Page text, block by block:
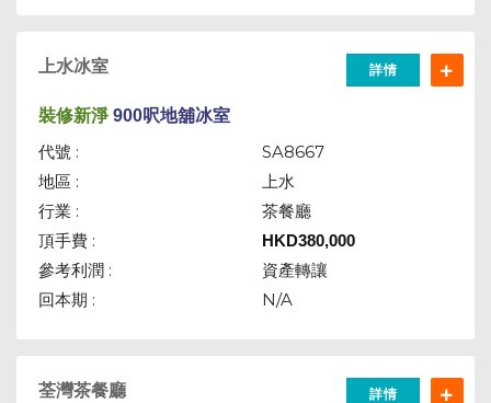
上水冰室 詳情
裝修新淨900呎地舖冰室
代號 :
SA8667
地區 :
上水
行業 :
茶餐廳
頂手費 :
HKD380,000
參考利潤 :
資產轉讓
回本期 :
N/A
荃灣茶餐廳 詳情